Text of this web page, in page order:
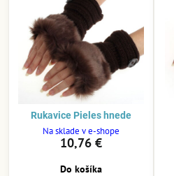
Rukavice Pieles hnede
Na sklade v e-shope
10,76 €
Do košíka